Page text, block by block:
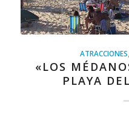
ATRACCIONES
«LOS
PLAYA